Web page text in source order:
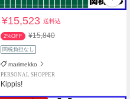
¥15,523送料込
2%OFF ¥15,840
関税負担なし
marimekko
PERSONAL SHOPPER
Kippis!